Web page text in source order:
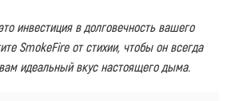
инвестиция в долговечность вашего
SmokeFire от стихии, чтобы он всегда
идеальный вкус настоящего дыма.